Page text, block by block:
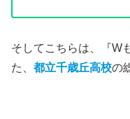
そしてこちらは、『W
た、 都立千歳丘高校の